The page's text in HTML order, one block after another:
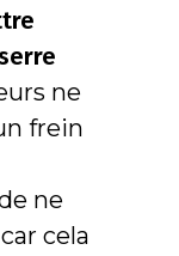
ne
frein
ne
cela